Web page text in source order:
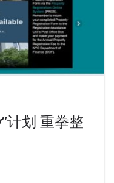
计划 重拳整